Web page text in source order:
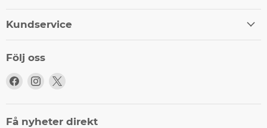
Kundservice
Följ oss
Följ
Facebook
Följ
Instagram
X
Få nyheter direkt